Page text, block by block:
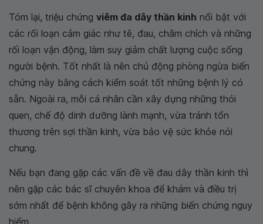
Tóm lại, triệu chứng viêm đa dây thần kinh nổi bật với
các rối loạn cảm giác như tê, đau, châm chích và những
rối loạn vận động, làm suy giảm chất lượng cuộc sống
người bệnh. Tốt nhất là nên chủ động phòng ngừa biến
chứng này bằng cách kiểm soát tốt những bệnh lý có
sẵn. Ngoài ra, mỗi cá nhân cần xây dựng những thói
quen, chế độ dinh dưỡng lành mạnh, vừa tránh tổn
thương trên sợi thần kinh, vừa bảo vệ sức khỏe nói
chung.
Nếu bạn đang gặp các vấn đề về đau dây thần kinh thì
nên gặp các bác sĩ chuyên khoa để khám và điều trị
sớm nhất để bệnh không gây ra những biến chứng nguy